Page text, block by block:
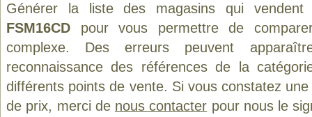
Générer la liste des magasins qui
FSM16CD pour vous permettre de
complexe. Des erreurs peuvent
reconnaissance des références de la
différents points de vente. Si vous constatez
de prix, merci de nous contacter pour nous le